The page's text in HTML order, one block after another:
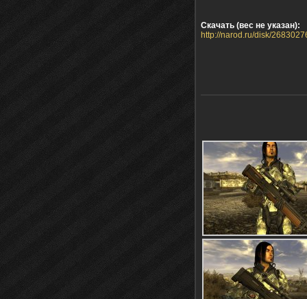
Скачать (вес не указан):
http://narod.ru/disk/